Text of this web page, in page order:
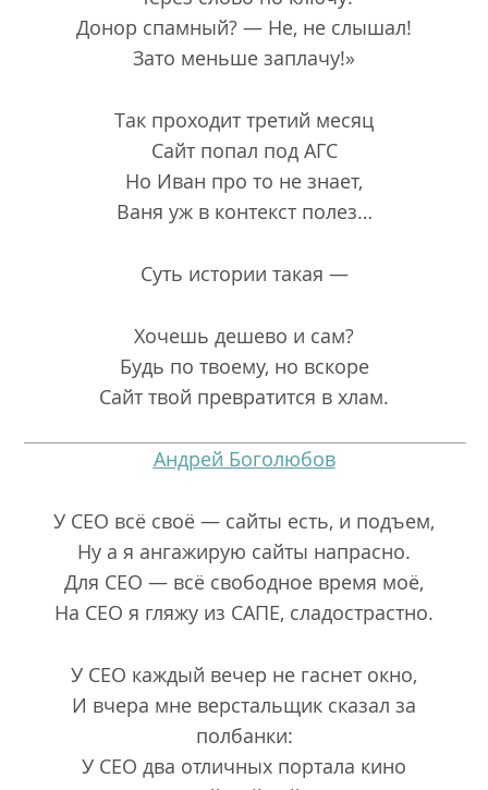
Донор спамный? — Не, не слышал!
Зато меньше заплачу!»
Так проходит третий месяц
Сайт попал под АГС
Но Иван про то не знает,
Ваня уж в контекст полез…
Суть истории такая —
Хочешь дешево и сам?
Будь по твоему, но вскоре
Сайт твой превратится в хлам.
Андрей Боголюбов
У СЕО всё своё — сайты есть, и подъем,
Ну а я ангажирую сайты напрасно.
Для СЕО — всё свободное время моё,
На СЕО я гляжу из САПЕ, сладострастно.
У СЕО каждый вечер не гаснет окно,
И вчера мне верстальщик сказал за
полбанки:
У СЕО два отличных портала кино